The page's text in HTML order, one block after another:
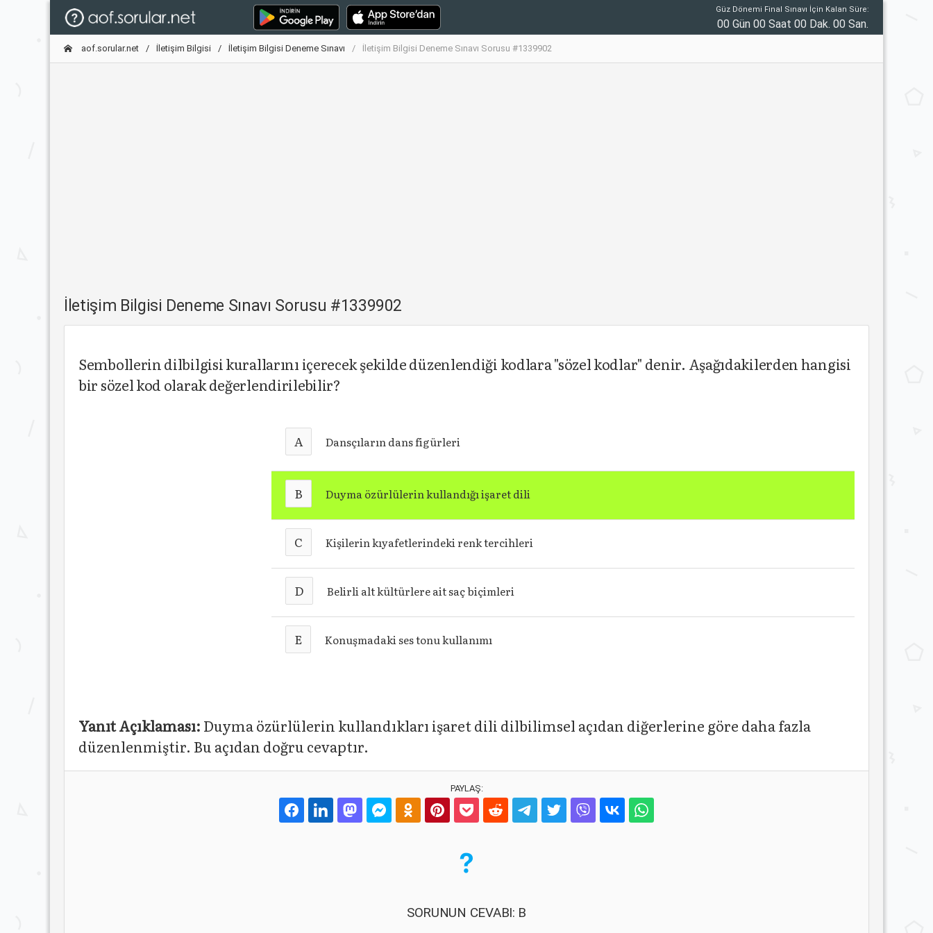
Güz Dönemi Final Sınavı İçin Kalan Süre:
00 Gün 00 Saat 00 Dak. 00 San.
aof.sorular.net İletişim Bilgisi İletişim Bilgisi Deneme Sınavı İletişim Bilgisi Deneme Sınavı Sorusu #1339902
İletişim Bilgisi Deneme Sınavı Sorusu #1339902
Sembollerin dilbilgisi kurallarını içerecek şekilde düzenlendiği kodlara "sözel kodlar" denir. Aşağıdakilerden hangisi
bir sözel kod olarak değerlendirilebilir?
A Dansçıların dans figürleri
B Duyma özürlülerin kullandığı işaret dili
C Kişilerin kıyafetlerindeki renk tercihleri
D Belirli alt kültürlere ait saç biçimleri
E Konuşmadaki ses tonu kullanımı
Yanıt Açıklaması: Duyma özürlülerin kullandıkları işaret dili dilbilimsel açıdan diğerlerine göre daha fazla
düzenlenmiştir. Bu açıdan doğru cevaptır.
PAYLAŞ:
SORUNUN CEVABI: B